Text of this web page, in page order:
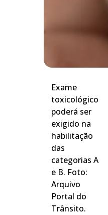
Exame
toxicológico
poderá ser
exigido na
habilitação
das
categorias A
e B. Foto:
Arquivo
Portal do
Trânsito.